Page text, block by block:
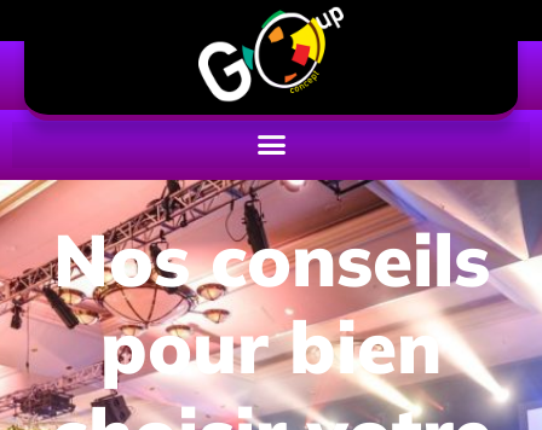
Nos conseils
pour bien